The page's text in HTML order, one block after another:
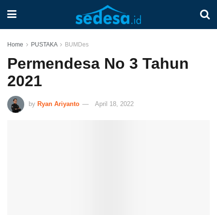
Home PUSTAKA BUMDes
Permendesa No 3 Tahun
2021
by Ryan Ariyanto April 18, 2022